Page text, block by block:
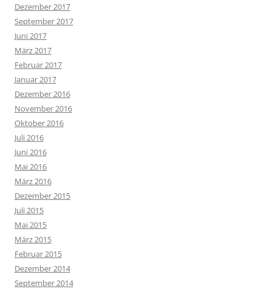
Dezember 2017
September 2017
Juni 2017
März 2017
Februar 2017
Januar 2017
Dezember 2016
November 2016
Oktober 2016
Juli 2016
Juni 2016
Mai 2016
März 2016
Dezember 2015
Juli 2015
Mai 2015
März 2015
Februar 2015
Dezember 2014
September 2014